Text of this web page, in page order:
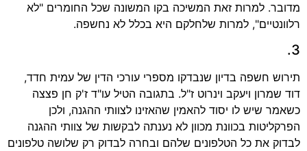
מדובר. למרות זאת המשיכה בקו המשונה שכל החומרים "לא
רלוונטיים", למרות שלחלקם היא בכלל לא נחשפה.
3.
תירוש חשפה בדיון שנבדקו מספרי עורכי הדין של עמית חדד,
דוד שמרון ויעקב וינרוט ז"ל. בתגובה הטיל עו"ד ז'ק חן פצצה
כשאמר שיש לו יסוד להאמין שהאזינו לצוותי ההגנה, ולכן
הפרקליטות בכוונת מכוון לא נענתה לבקשות של צוותי ההגנה
לבדוק את כל הטלפונים שלהם ובחרה לבדוק רק שלושה טלפונים